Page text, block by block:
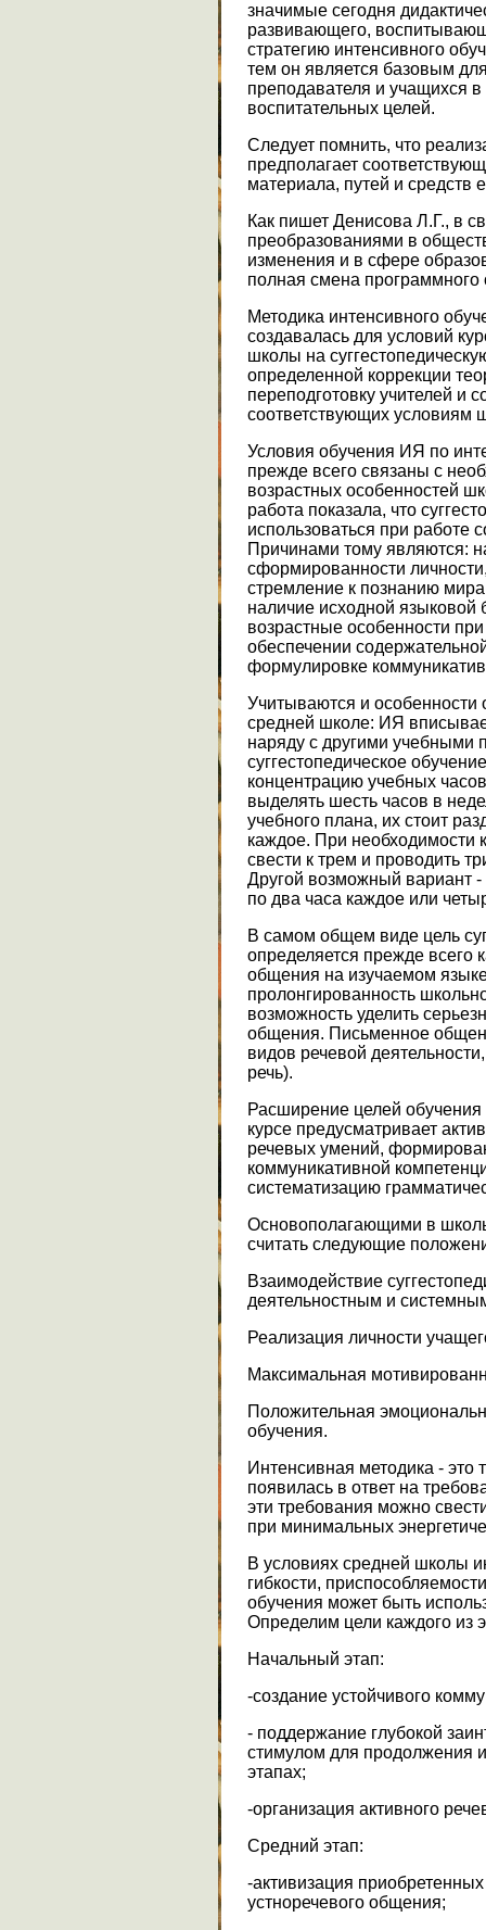
значимые сегодня
развивающего,
стратегию интенсивного
тем он является базовым
преподавателя и учащихся
воспитательных целей.
Следует помнить, что
предполагает
материала, путей и средств
Как пишет Денисова Л.Г., в
преобразованиями в
изменения и в сфере
полная смена
Методика интенсивного
создавалась для условий
школы на
определенной коррекции
переподготовку учителей и
соответствующих условиям
Условия обучения ИЯ по
прежде всего связаны с
возрастных особенностей
работа показала, что
использоваться при работе
Причинами тому являются:
сформированности
стремление к познанию
наличие исходной
возрастные особенности
обеспечении
формулировке
Учитываются и особенности
средней школе: ИЯ
наряду с другими учебными
суггестопедическое
концентрацию учебных
выделять шесть часов в
учебного плана, их стоит
каждое. При необходимости
свести к трем и проводить
Другой возможный вариант
по два часа каждое или
В самом общем виде цель
определяется прежде
общения на изучаемом
пролонгированность
возможность уделить
общения. Письменное
видов речевой
речь).
Расширение целей обучения
курсе предусматривает
речевых умений,
коммуникативной
систематизацию
Основополагающими в
считать следующие
Взаимодействие
деятельностным и
Реализация личности
Максимальная
Положительная
обучения.
Интенсивная методика - это
появилась в ответ на
эти требования можно
при минимальных
В условиях средней школы
гибкости,
обучения может быть
Определим цели каждого из
Начальный этап:
-создание устойчивого
- поддержание глубокой
стимулом для продолжения
этапах;
-организация активного
Средний этап:
-активизация
устноречевого общения;